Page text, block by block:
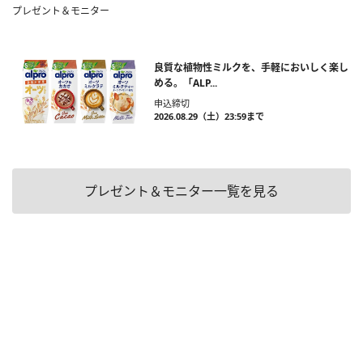
プレゼント＆モニター
良質な植物性ミルクを、手軽においしく楽し
める。「ALP...
申込締切
2026.08.29（土）23:59まで
プレゼント＆モニター一覧を見る